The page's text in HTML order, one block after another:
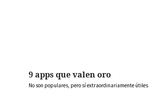
9 apps que valen oro
No son populares, pero sí extraordinariamente útiles